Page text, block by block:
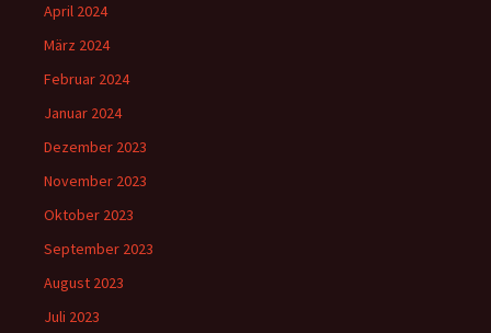
April 2024
März 2024
Februar 2024
Januar 2024
Dezember 2023
November 2023
Oktober 2023
September 2023
August 2023
Juli 2023